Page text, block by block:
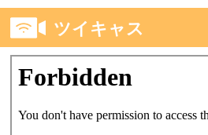
ツイキャス